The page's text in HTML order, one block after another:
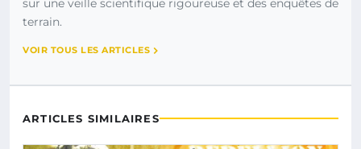
sur une veille scientifique rigoureuse et des enquêtes de
terrain.
VOIR TOUS LES ARTICLES
ARTICLES SIMILAIRES